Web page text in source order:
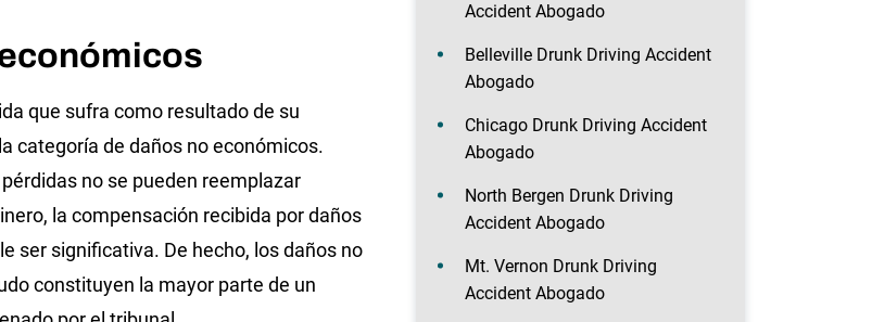
que sufra como resultado de su
categoría de daños no económicos.
no se pueden reemplazar
la compensación recibida por daños
ser significativa. De hecho, los daños no
constituyen la mayor parte de un
Accident Abogado
Belleville Drunk Driving Accident
Abogado
Chicago Drunk Driving Accident
Abogado
North Bergen Drunk Driving
Accident Abogado
Mt. Vernon Drunk Driving
Accident Abogado